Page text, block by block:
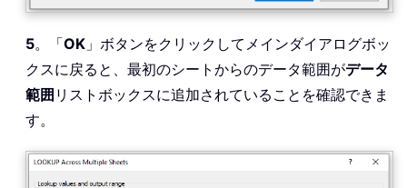
5。「OK 」ボタンをクリックしてメインダイアログボッ
クスに戻ると、最初のシートからのデータ範囲がデータ
範囲 リストボックスに追加されていることを確認できま
す。